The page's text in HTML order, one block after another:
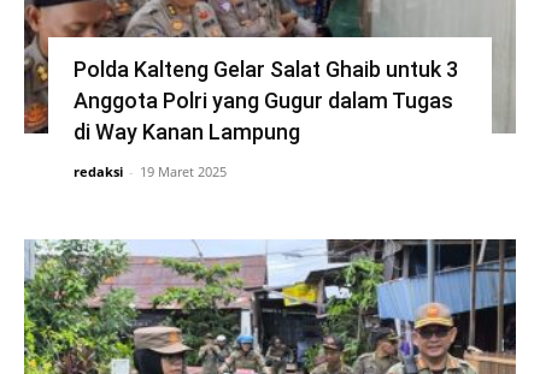
Polda Kalteng Gelar Salat Ghaib untuk 3
Anggota Polri yang Gugur dalam Tugas
di Way Kanan Lampung
redaksi - 19 Maret 2025